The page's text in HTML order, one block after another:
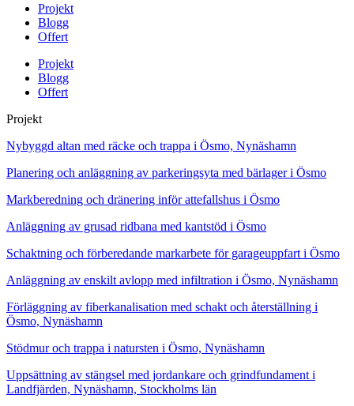
Projekt
Blogg
Offert
Projekt
Blogg
Offert
Projekt
Nybyggd altan med räcke och trappa i Ösmo, Nynäshamn
Planering och anläggning av parkeringsyta med bärlager i Ösmo
Markberedning och dränering inför attefallshus i Ösmo
Anläggning av grusad ridbana med kantstöd i Ösmo
Schaktning och förberedande markarbete för garageuppfart i Ösmo
Anläggning av enskilt avlopp med infiltration i Ösmo, Nynäshamn
Förläggning av fiberkanalisation med schakt och återställning i
Ösmo, Nynäshamn
Stödmur och trappa i natursten i Ösmo, Nynäshamn
Uppsättning av stängsel med jordankare och grindfundament i
Landfjärden, Nynäshamn, Stockholms län